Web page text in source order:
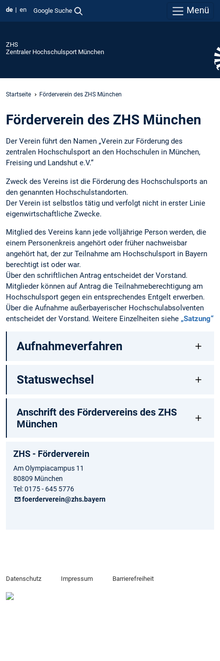
de en Google Suche Menü
ZHS
Zentraler Hochschulsport München
Startseite Förderverein des ZHS München
Förderverein des ZHS München
Der Verein führt den Namen „Verein zur Förderung des
zentralen Hochschulsport an den Hochschulen in München,
Freising und Landshut e.V.“
Zweck des Vereins ist die Förderung des Hochschulsports an
den genannten Hochschulstandorten.
Der Verein ist selbstlos tätig und verfolgt nicht in erster Linie
eigenwirtschaftliche Zwecke.
Mitglied des Vereins kann jede volljährige Person werden, die
einem Personenkreis angehört oder früher nachweisbar
angehört hat, der zur Teilnahme am Hochschulsport in Bayern
berechtigt ist oder war.
Über den schriftlichen Antrag entscheidet der Vorstand.
Mitglieder können auf Antrag die Teilnahmeberechtigung am
Hochschulsport gegen ein entsprechendes Entgelt erwerben.
Über die Aufnahme außerbayerischer Hochschulabsolventen
entscheidet der Vorstand. Weitere Einzelheiten siehe „Satzung“
Aufnahmeverfahren
Statuswechsel
Anschrift des Fördervereins des ZHS
München
ZHS - Förderverein
Am Olympiacampus 11
80809 München
Tel: 0175 - 645 5776
foerderverein@zhs.bayern
Datenschutz Impressum Barrierefreiheit